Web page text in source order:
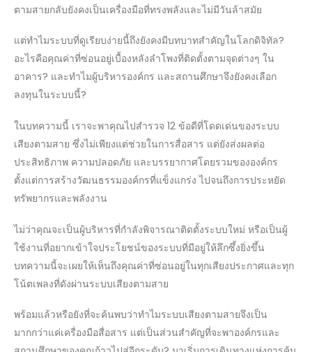
ตามสายกลับยังคงเป็นเครื่องมือที่ทรงพลังและไม่มีวันล้าสมัย
แต่ทำไมระบบที่ดูเรียบง่ายนี้ถึงยังคงมีบทบาทสำคัญในโลกดิจิทัล?
อะไรคือคุณค่าที่ซ่อนอยู่เบื้องหลังลำโพงที่ติดตั้งตามจุดต่างๆ ใน
อาคาร? และทำไมผู้บริหารองค์กร และสถานศึกษาจึงยังคงเลือก
ลงทุนในระบบนี้?
ในบทความนี้ เราจะพาคุณไปสำรวจ 12 ข้อดีที่โดดเด่นของระบบ
เสียงตามสาย ซึ่งไม่เพียงแต่ช่วยในการสื่อสาร แต่ยังส่งผลต่อ
ประสิทธิภาพ ความปลอดภัย และบรรยากาศโดยรวมขององค์กร
ตั้งแต่การสร้างวัฒนธรรมองค์กรที่แข็งแกร่ง ไปจนถึงการประหยัด
ทรัพยากรและพลังงาน
ไม่ว่าคุณจะเป็นผู้บริหารที่กำลังพิจารณาติดตั้งระบบใหม่ หรือเป็นผู้
ใช้งานที่อยากเข้าใจประโยชน์ของระบบที่มีอยู่ให้ลึกซึ้งยิ่งขึ้น
บทความนี้จะเผยให้เห็นถึงคุณค่าที่ซ่อนอยู่ในทุกเสียงประกาศและทุก
โน้ตเพลงที่ดังผ่านระบบเสียงตามสาย
พร้อมแล้วหรือยังที่จะค้นพบว่าทำไมระบบเสียงตามสายจึงเป็น
มากกว่าแค่เครื่องมือสื่อสาร แต่เป็นส่วนสำคัญที่จะพาองค์กรและ